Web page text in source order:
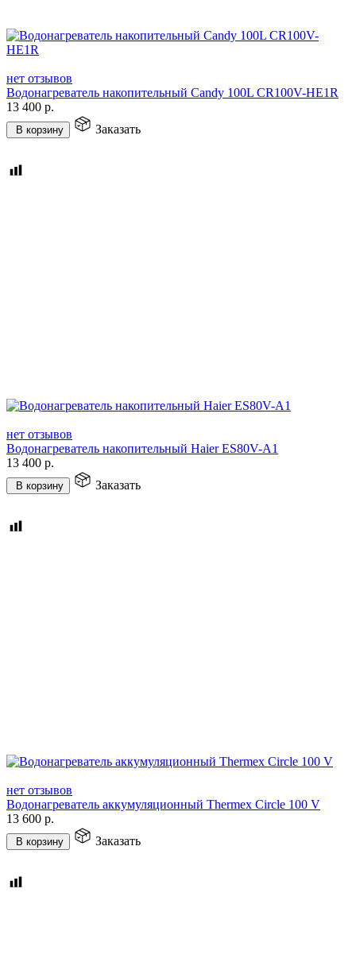
нет отзывов
Водонагреватель накопительный Candy 100L CR100V-HE1R
13 400 р.
В корзину Заказать
нет отзывов
Водонагреватель накопительный Haier ES80V-A1
13 400 р.
В корзину Заказать
нет отзывов
Водонагреватель аккумуляционный Thermex Circle 100 V
13 600 р.
В корзину Заказать